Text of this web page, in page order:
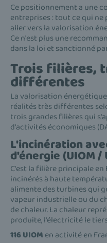
Ce positionnement a une
entreprises : tout ce qui
aller vers la valorisation
Ce n'est plus une
dans la loi et sanctionné
Trois filières,
différentes
La valorisation
réalités très différentes
trois grandes filières qui
d'activités économiques
L'incinération
d'énergie (UIOM /
C'est la filière principale en
incinérés à haute
alimente des turbines qui
vapeur industrielle ou du
de chaleur. La chaleur
produite, l'électricité le
116 UIOM en activité en